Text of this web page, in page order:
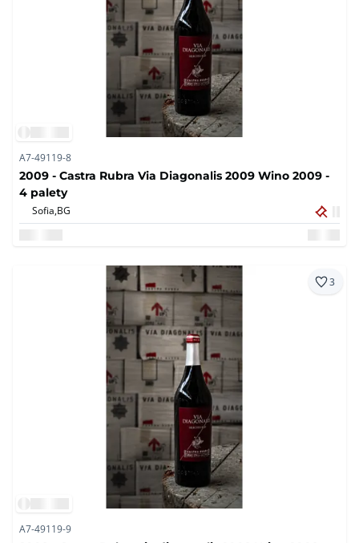
A7-49119-8
2009 - Castra Rubra Via Diagonalis 2009 Wino 2009 -
4 palety
Sofia,BG
3
A7-49119-9